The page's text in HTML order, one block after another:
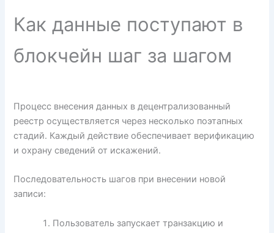
Как данные поступают в
блокчейн шаг за шагом
Процесс внесения данных в децентрализованный
реестр осуществляется через несколько поэтапных
стадий. Каждый действие обеспечивает верификацию
и охрану сведений от искажений.
Последовательность шагов при внесении новой
записи:
Пользователь запускает транзакцию и